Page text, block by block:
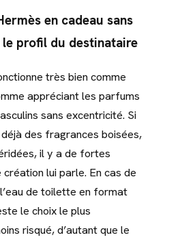
en cadeau sans
profil du destinataire
très bien comme
appréciant les parfums
sans excentricité. Si
des fragrances boisées,
il y a de fortes
lui parle. En cas de
de toilette en format
le choix le plus
risqué, d’autant que le